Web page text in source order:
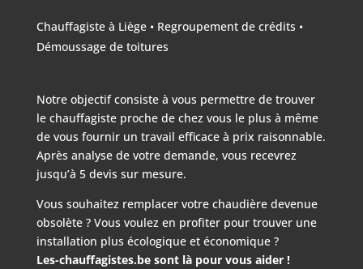
Chauffagiste à Liège• Regroupement de crédits •
Démoussage de toitures
Notre objectif consiste à vous permettre de trouver
le chauffagiste proche de chez vous le plus à même
de vous fournir un travail efficace à prix raisonnable.
Après analyse de votre demande, vous recevrez
jusqu’à 5 devis sur mesure.
Vous souhaitez remplacer votre chaudière devenue
obsolète ? Vous voulez en profiter pour trouver une
installation plus écologique et économique ?
Les-chauffagistes.be sont là pour vous aider !